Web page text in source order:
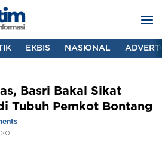
EKBIS NASIONAL
Basri Bakal Sikat
Tubuh Pemkot Bontang